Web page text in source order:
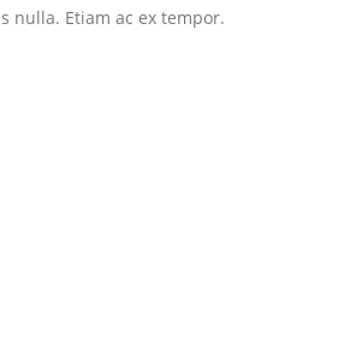
nulla. Etiam ac ex tempor.